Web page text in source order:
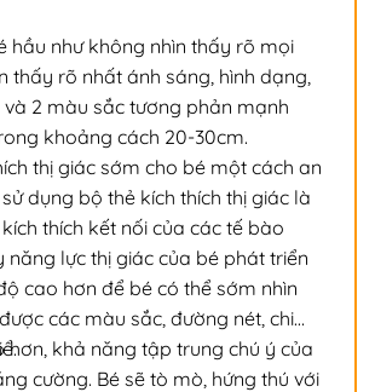
hầu như không nhìn thấy rõ mọi
thấy rõ nhất ánh sáng, hình dạng,
2 màu sắc tương phản mạnh
khoảng cách 20-30cm.
thị giác sớm cho bé một cách an
dụng bộ thẻ kích thích thị giác là
thích kết nối của các tế bào
năng lực thị giác của bé phát triển
cao hơn để bé có thể sớm nhìn
các màu sắc, đường nét, chi
hơn, khả năng tập trung chú ý của
cường. Bé sẽ tò mò, hứng thú với